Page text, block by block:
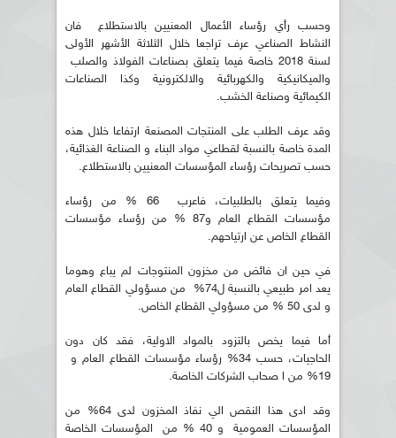
وحسب رأي رؤساء الأعمال المعنيين بالاستطلاع فان
النشاط الصناعي عرف تراجعا خلال الثلاثة الأشهر الأولى
لسنة 2018 خاصة فيما يتعلق بصناعات الفولاذ والصلب
والميكانيكية والكهربائية والالكترونية وكذا الصناعات
الكيمائية وصناعة الخشب.
وقد عرف الطلب على المنتجات المصنعة ارتفاعا خلال هذه
المدة خاصة بالنسبة لقطاعي مواد البناء و الصناعة الغذائية،
حسب تصريحات رؤساء المؤسسات المعنيين بالاستطلاع.
وفيما يتعلق بالطلبيات، فاعرب 66 % من رؤساء
مؤسسات القطاع العام و87 % من رؤساء مؤسسات
القطاع الخاص عن ارتياحهم.
في حين ان فائض من مخزون المنتوجات لم يباع وهوما
يعد امر طبيعي بالنسبة ل74% من مسؤولي القطاع العام
و لدى 50 % من مسؤولي القطاع الخاص.
أما فيما يخص بالتزود بالمواد الاولية، فقد كان دون
الحاجيات، حسب 34% رؤساء مؤسسات القطاع العام و
19% من ا صحاب الشركات الخاصة.
وقد ادى هذا النقص الي نفاذ المخزون لدى 64% من
المؤسسات العمومية و 40 % من المؤسسات الخاصة